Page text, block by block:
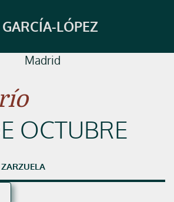
LÓPEZ
Madrid
OCTUBRE
ZARZUELA